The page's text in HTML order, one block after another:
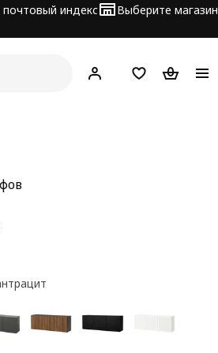
индекс Выберите магазин
Hej! ВойтиСписокКорзина